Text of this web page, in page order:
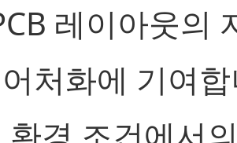
레이아웃의
처화에 기여